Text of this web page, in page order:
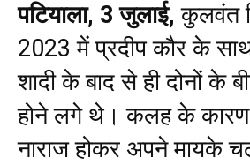
पटियाला, 3 जुलाई, कुलवंत
2023 में प्रदीप कौर के
शादी के बाद से ही दोनों के
होने लगे थे। कलह के कारण
नाराज होकर अपने मायके